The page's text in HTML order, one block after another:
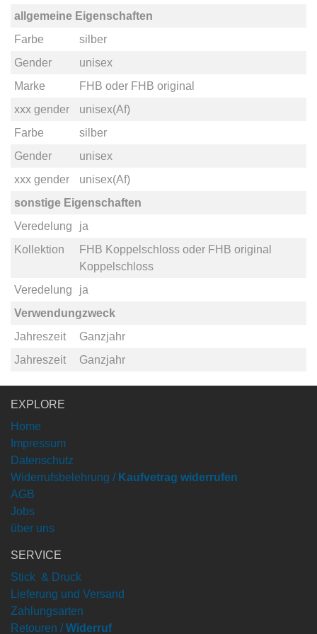
allgemeine Eigenschaften
Farbe
silber
Gender
unisex
Marke
FHB oder FHB original
xxx gender
unisex(Af)
Farbe
silber
Gender
unisex
xxx gender
unisex(Af)
sonstige Eigenschaften
Veredelung
ja
Kollektion
FHB Koppelschlossoder FHB original
Koppelschloss
Veredelung
ja
Verwendungzweck
Jahreszeit
Ganzjahr
Jahreszeit
Ganzjahr
EXPLORE
Home
Impressum
Datenschutz
Widerrufsbelehrung / Kaufvetrag widerrufen
AGB
Jobs
über uns
SERVICE
Stick & Druck
Lieferung und Versand
Zahlungsarten
Retouren / Widerruf